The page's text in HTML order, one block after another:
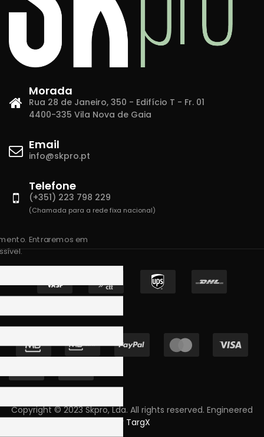
Morada
Rua 28 de Janeiro, 350 - Edifício T - Fr. 01
4400-335 Vila Nova de Gaia
Email
info@skpro.pt
Telefone
(+351) 223 798 229
(Chamada para a rede fixa nacional)
Copyright © 2023 Skpro, Lda. All rights reserved. Engineered
by TargX
Entraremos em